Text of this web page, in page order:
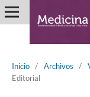
Inicio / Archivos /
Editorial